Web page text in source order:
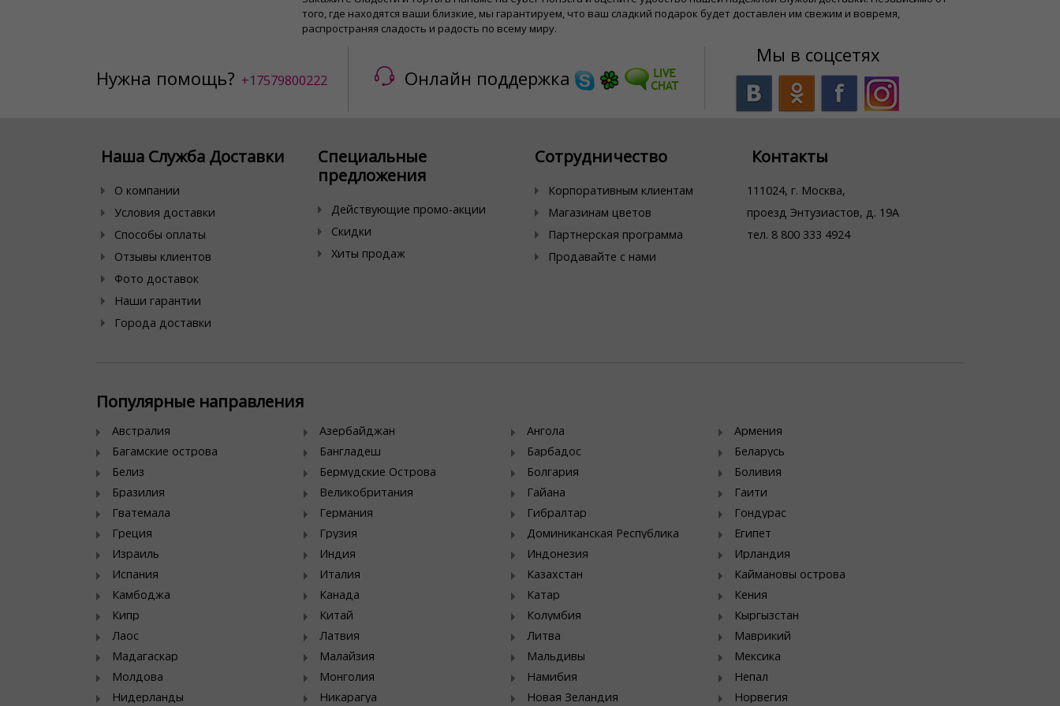
того, где находятся ваши близкие, мы гарантируем, что ваш сладкий подарок будет доставлен им свежим и вовремя,
распространяя сладость и радость по всему миру.
Нужна помощь? +17579800222 Онлайн поддержка
Мы в соцсетях
Наша Служба Доставки
О компании
Условия доставки
Способы оплаты
Отзывы клиентов
Фото доставок
Наши гарантии
Города доставки
Специальные
предложения
Действующие промо-акции
Скидки
Хиты продаж
Сотрудничество
Корпоративным клиентам
Магазинам цветов
Партнерская программа
Продавайте с нами
Контакты
111024, г. Москва,
проезд Энтузиастов, д. 19А
тел. 8 800 333 4924
Популярные направления
Австралия Азербайджан Ангола
Армения
Багамские острова
Бангладеш Барбадос
Беларусь
Белиз
Бермудские Острова Болгария
Боливия
Бразилия
Великобритания Гайана
Гаити
Гватемала
Германия Гибралтар
Гондурас
Греция
Грузия Доминиканская Республика
Египет
Израиль
Индия Индонезия
Ирландия
Испания
Италия Казахстан
Каймановы острова
Камбоджа
Канада Катар
Кения
Кипр
Китай Колумбия
Кыргызстан
Лаос
Латвия Литва
Маврикий
Мадагаскар
Малайзия Мальдивы
Мексика
Молдова
Монголия Намибия
Непал
Нидерланды
Никарагуа Новая Зеландия Норвегия